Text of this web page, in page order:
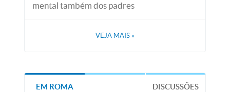
mental também dos padres
VEJA MAIS »
EM ROMA DISCUSSÕES